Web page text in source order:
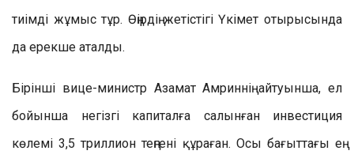
тиімді жұмыс тұр. Өңірдің жетістігі Үкімет отырысында
да ерекше аталды.
Бірінші вице-министр Азамат Амриннің айтуынша, ел
бойынша негізгі капиталға салынған инвестиция
көлемі 3,5 триллион теңгені құраған. Осы бағыттағы ең